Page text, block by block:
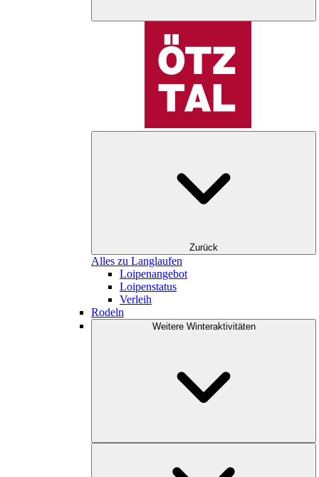
Zurück
Alles zu Langlaufen
Loipenangebot
Loipenstatus
Verleih
Rodeln
Weitere Winteraktivitäten